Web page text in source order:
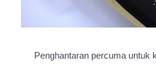
Penghantaran percuma untuk